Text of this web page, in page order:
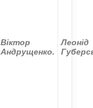
Віктор
Андрущенко.
Леонід